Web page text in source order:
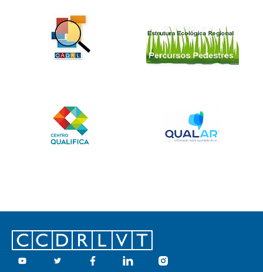
Footer
Youtube Twitter Facebook Linkedin Instagram